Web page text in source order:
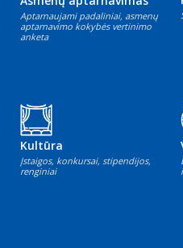
Aptarnaujami padaliniai, asmenų
aptarnavimo kokybės vertinimo
anketa
Kultūra
Įstaigos, konkursai, stipendijos,
renginiai